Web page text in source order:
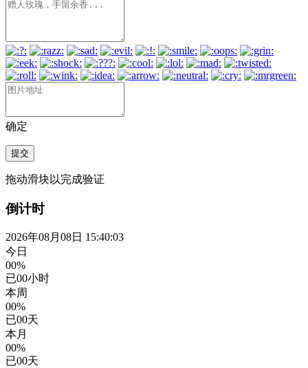
确定
提交
拖动滑块以完成验证
倒计时
2026年08月08日 15:40:04
今日
00%
已00小时
本周
00%
已00天
本月
00%
已00天